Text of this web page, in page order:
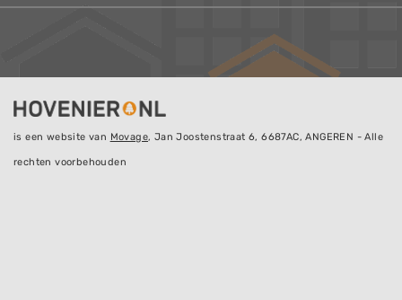
is een website van Movage, Jan Joostenstraat 6, 6687AC, ANGEREN - Alle
rechten voorbehouden